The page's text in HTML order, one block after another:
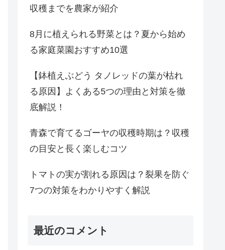
収穫までを農家が紹介
8月に植えられる野菜とは？夏から始め
る家庭菜園おすすめ10選
【鉢植えぶどう タノレッドの葉が枯れ
る原因】よくある5つの理由と対策を徹
底解説！
青森で育てるゴーヤの収穫時期は？収穫
の目安と長く楽しむコツ
トマトの実が割れる原因は？裂果を防ぐ
7つの対策をわかりやすく解説
最近のコメント